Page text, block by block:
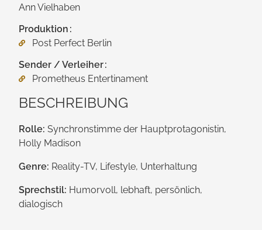
Ann Vielhaben
Produktion
Post Perfect Berlin
Sender / Verleiher
Prometheus Entertinament
BESCHREIBUNG
Rolle: Synchronstimme der Haupt­protagonistin,
Holly Madison
Genre: Reality-TV, Lifestyle, Unterhaltung
Sprechstil: Humorvoll, lebhaft, persönlich,
dialogisch